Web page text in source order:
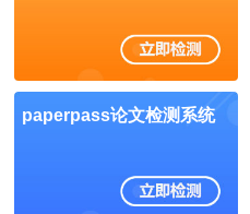
paperpass论文检测系统